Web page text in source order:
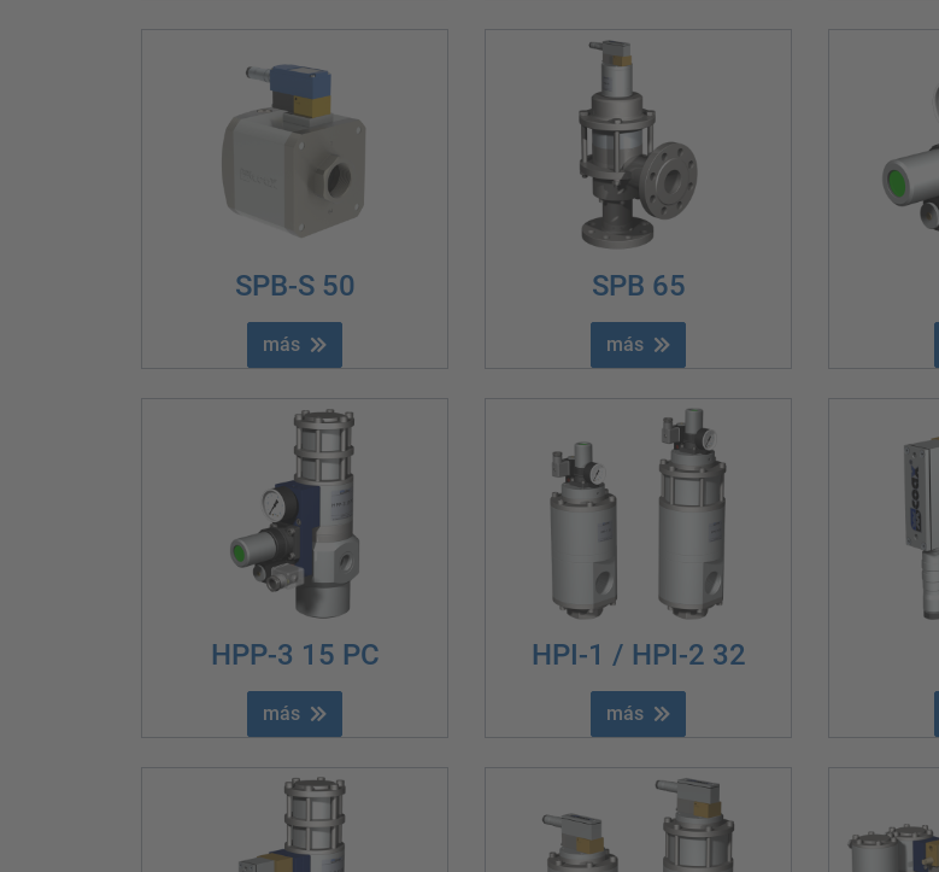
SPB-S 50
más
SPB 65
más
HPP-3 15 PC
más
HPI-1 / HPI-2 32
más